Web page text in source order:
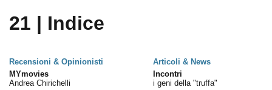
21 | Indice
Recensioni & Opinionisti
Articoli & News
MYmovies
Andrea Chirichelli
Incontri
i geni della "truffa"